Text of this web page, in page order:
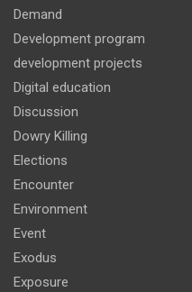
Demand
Development program
development projects
Digital education
Discussion
Dowry Killing
Elections
Encounter
Environment
Event
Exodus
Exposure